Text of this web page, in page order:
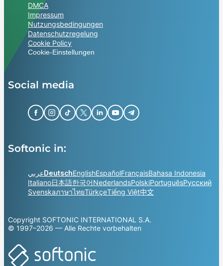
DMCA
Impressum
Nutzungsbedingungen
Datenschutzregelung
Cookie Policy
Cookie-Einstellungen
Social media
Softonic in:
عربيDeutschEnglishEspañolFrançaisBahasa Indonesia
Italiano日本語한국어NederlandsPolskiPortuguêsРусский
SvenskaภาษาไทยTürkçeTiếng Việt中文
Copyright SOFTONIC INTERNATIONAL S.A.
© 1997–2026 — Alle Rechte vorbehalten